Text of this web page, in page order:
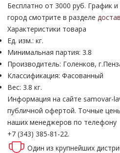
Бесплатно от 3000 руб. График
город смотрите в разделе
Характеристики товара
Ед. изм.: кг.
Минимальная партия: 3.8
Производитель: Голенков,
Классификация: Фасованный
Вес: 3.8 кг.
Информация на сайте samovar-
публичной офертой. Точные
наших менеджеров по телефону
+7 (343) 385-81-22.
Один из крупнейших